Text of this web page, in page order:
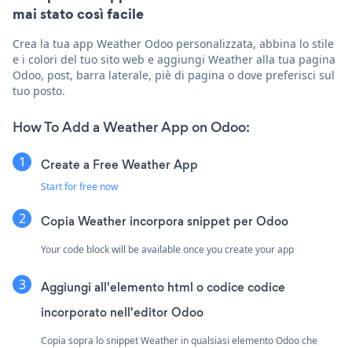
mai stato così facile
Crea la tua app Weather Odoo personalizzata, abbina lo stile
e i colori del tuo sito web e aggiungi Weather alla tua pagina
Odoo, post, barra laterale, piè di pagina o dove preferisci sul
tuo posto.
How To Add a Weather App on Odoo:
Create a Free Weather App
Start for free now
Copia Weather incorpora snippet per Odoo
Your code block will be available once you create your app
Aggiungi all'elemento html o codice codice
incorporato nell'editor Odoo
Copia sopra lo snippet Weather in qualsiasi elemento Odoo che